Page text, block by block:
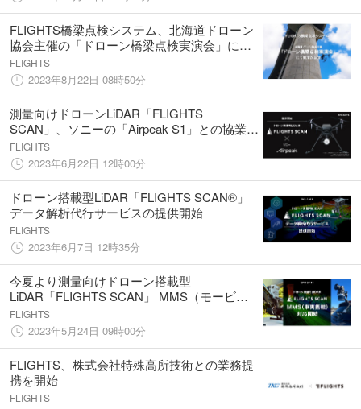
FLIGHTS橋梁点検システム、北海道ドローン
協会主催の「ドローン橋梁点検実演会」にて
実演が決定
FLIGHTS
2023年8月22日 08時50分
測量向けドローンLiDAR「FLIGHTS
SCAN」、ソニーの「Airpeak S1」との協業を
開始
FLIGHTS
2023年6月22日 12時00分
ドローン搭載型LiDAR「FLIGHTS SCAN®︎」
データ解析代行サービスの提供開始
FLIGHTS
2023年6月7日 12時35分
今夏より測量向けドローン搭載型
LiDAR「FLIGHTS SCAN」 MMS（モービル
マッピングシステム）への対応を開始
FLIGHTS
2023年5月24日 09時00分
FLIGHTS、株式会社特殊高所技術との業務提
携を開始
FLIGHTS